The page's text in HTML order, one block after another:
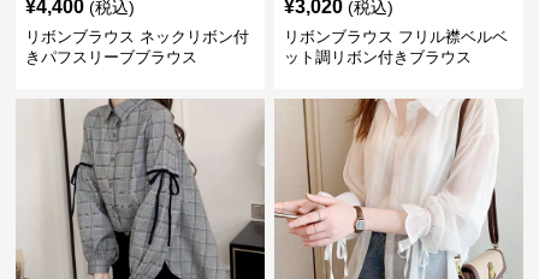
¥4,400 (税込)
リボンブラウス ネックリボン付
きパフスリーブブラウス
¥3,020 (税込)
リボンブラウス フリル襟ベルベ
ット調リボン付きブラウス